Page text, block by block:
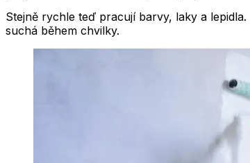
Stejně rychle teď pracují barvy, laky a lepidla.
suchá během chvilky.